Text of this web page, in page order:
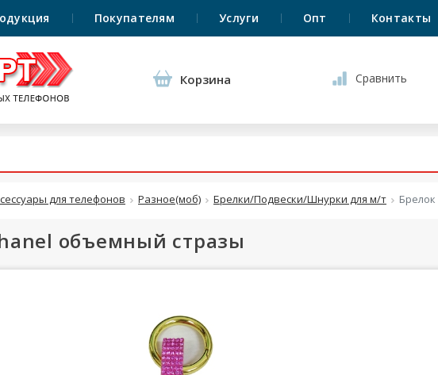
Покупателям Услуги Опт Контакты
Корзина Сравнить
для телефонов Разное(моб) Брелки/Подвески/Шнурки для м/т
объемный стразы